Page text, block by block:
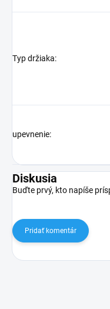
Typ držiaka:
upevnenie:
Diskusia
Buďte prvý, kto napíše
Pridať komentár